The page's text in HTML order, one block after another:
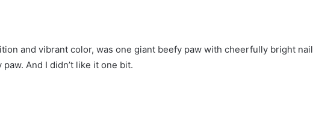
and vibrant color, was one giant beefy paw with cheerfully bright nail
And I didn’t like it one bit.